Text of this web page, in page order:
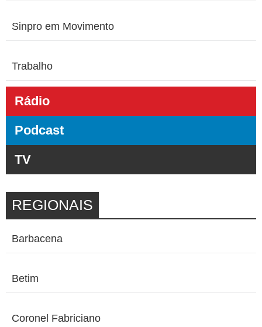
Sinpro em Movimento
Trabalho
Rádio
Podcast
TV
REGIONAIS
Barbacena
Betim
Coronel Fabriciano